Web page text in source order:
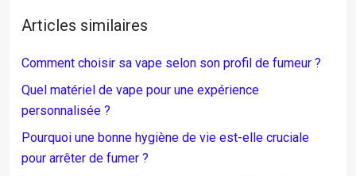
Articles similaires
Comment choisir sa vape selon son profil de fumeur ?
Quel matériel de vape pour une expérience
personnalisée ?
Pourquoi une bonne hygiène de vie est-elle cruciale
pour arrêter de fumer ?